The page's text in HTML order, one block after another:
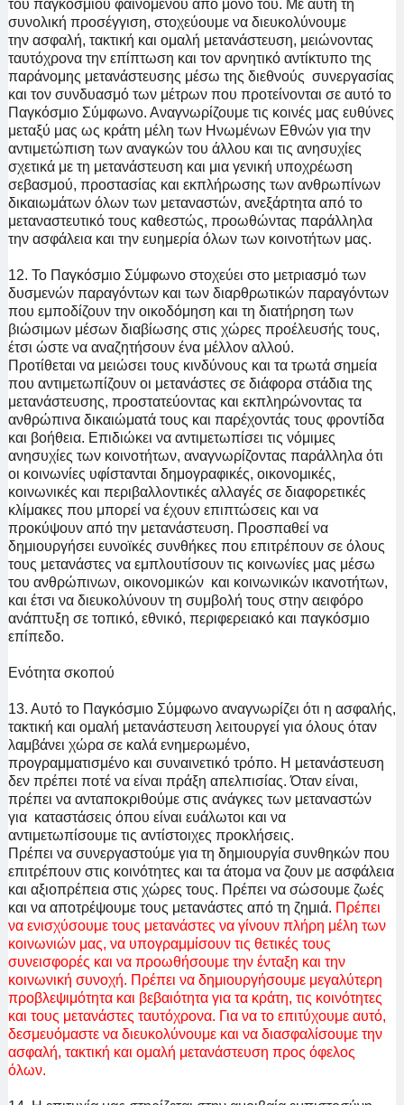
του παγκόσμιου φαινομένου από μόνο του. Με αυτή τη
συνολική προσέγγιση, στοχεύουμε να διευκολύνουμε
την ασφαλή, τακτική και ομαλή μετανάστευση, μειώνοντας
ταυτόχρονα την επίπτωση και τον αρνητικό αντίκτυπο της
παράνομης μετανάστευσης μέσω της διεθνούς συνεργασίας
και τον συνδυασμό των μέτρων που προτείνονται σε αυτό το
Παγκόσμιο Σύμφωνο. Αναγνωρίζουμε τις κοινές μας ευθύνες
μεταξύ μας ως κράτη μέλη των Ηνωμένων Εθνών για την
αντιμετώπιση των αναγκών του άλλου και τις ανησυχίες
σχετικά με τη μετανάστευση και μια γενική υποχρέωση
σεβασμού, προστασίας και εκπλήρωσης των ανθρωπίνων
δικαιωμάτων όλων των μεταναστών, ανεξάρτητα από το
μεταναστευτικό τους καθεστώς, προωθώντας παράλληλα
την ασφάλεια και την ευημερία όλων των κοινοτήτων μας.
12. Το Παγκόσμιο Σύμφωνο στοχεύει στο μετριασμό των
δυσμενών παραγόντων και των διαρθρωτικών παραγόντων
που εμποδίζουν την οικοδόμηση και τη διατήρηση των
βιώσιμων μέσων διαβίωσης στις χώρες προέλευσής τους,
έτσι ώστε να αναζητήσουν ένα μέλλον αλλού.
Προτίθεται να μειώσει τους κινδύνους και τα τρωτά σημεία
που αντιμετωπίζουν οι μετανάστες σε διάφορα στάδια της
μετανάστευσης, προστατεύοντας και εκπληρώνοντας τα
ανθρώπινα δικαιώματά τους και παρέχοντάς τους φροντίδα
και βοήθεια. Επιδιώκει να αντιμετωπίσει τις νόμιμες
ανησυχίες των κοινοτήτων, αναγνωρίζοντας παράλληλα ότι
οι κοινωνίες υφίστανται δημογραφικές, οικονομικές,
κοινωνικές και περιβαλλοντικές αλλαγές σε διαφορετικές
κλίμακες που μπορεί να έχουν επιπτώσεις και να
προκύψουν από την μετανάστευση. Προσπαθεί να
δημιουργήσει ευνοϊκές συνθήκες που επιτρέπουν σε όλους
τους μετανάστες να εμπλουτίσουν τις κοινωνίες μας μέσω
του ανθρώπινων, οικονομικών και κοινωνικών ικανοτήτων,
και έτσι να διευκολύνουν τη συμβολή τους στην αειφόρο
ανάπτυξη σε τοπικό, εθνικό, περιφερειακό και παγκόσμιο
επίπεδο.
Ενότητα σκοπού
13. Αυτό το Παγκόσμιο Σύμφωνο αναγνωρίζει ότι η ασφαλής,
τακτική και ομαλή μετανάστευση λειτουργεί για όλους όταν
λαμβάνει χώρα σε καλά ενημερωμένο,
προγραμματισμένο και συναινετικό τρόπο. Η μετανάστευση
δεν πρέπει ποτέ να είναι πράξη απελπισίας. Όταν είναι,
πρέπει να ανταποκριθούμε στις ανάγκες των μεταναστών
για καταστάσεις όπου είναι ευάλωτοι και να
αντιμετωπίσουμε τις αντίστοιχες προκλήσεις.
Πρέπει να συνεργαστούμε για τη δημιουργία συνθηκών που
επιτρέπουν στις κοινότητες και τα άτομα να ζουν με ασφάλεια
και αξιοπρέπεια στις χώρες τους. Πρέπει να σώσουμε ζωές
και να αποτρέψουμε τους μετανάστες από τη ζημιά. Πρέπει
να ενισχύσουμε τους μετανάστες να γίνουν πλήρη μέλη των
κοινωνιών μας, να υπογραμμίσουν τις θετικές τους
συνεισφορές και να προωθήσουμε την ένταξη και την
κοινωνική συνοχή. Πρέπει να δημιουργήσουμε μεγαλύτερη
προβλεψιμότητα και βεβαιότητα για τα κράτη, τις κοινότητες
και τους μετανάστες ταυτόχρονα. Για να το επιτύχουμε αυτό,
δεσμευόμαστε να διευκολύνουμε και να διασφαλίσουμε την
ασφαλή, τακτική και ομαλή μετανάστευση προς όφελος
όλων.